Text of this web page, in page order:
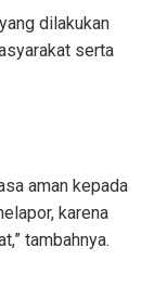
dilakukan
serta
aman kepada
karena
tambahnya.